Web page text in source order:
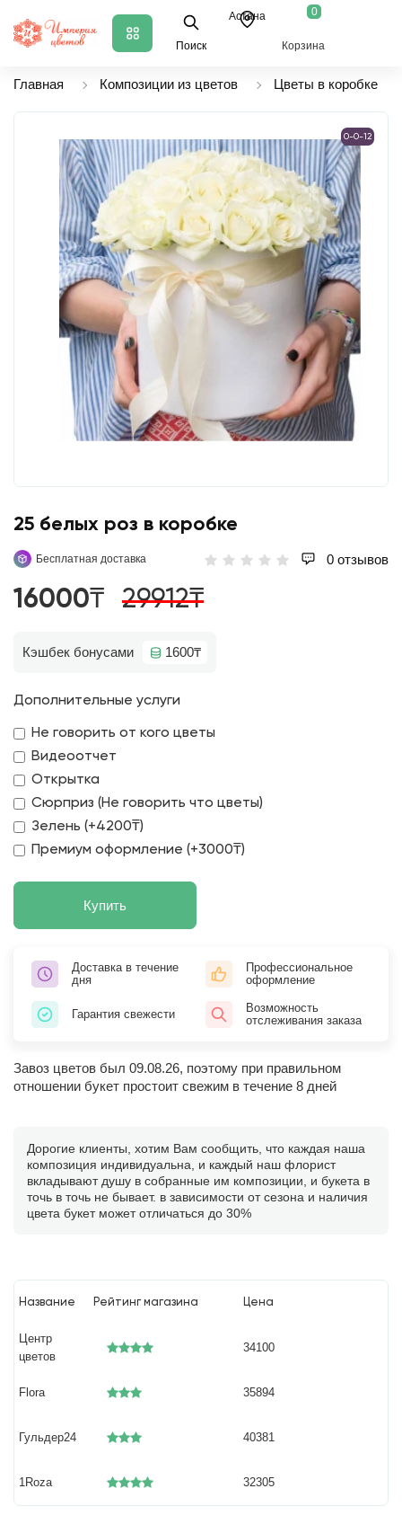
Поиск
Астана 0
Корзина
Главная Композиции из цветов Цветы в коробке
0-0-12
25 белых роз в коробке
Бесплатная доставка 0 отзывов
16000₸ 29912₸
Кэшбек бонусами 1600₸
Дополнительные услуги
Не говорить от кого цветы
Видеоотчет
Открытка
Сюрприз (Не говорить что цветы)
Зелень (+4200₸)
Премиум оформление (+3000₸)
Купить
Доставка в течение
дня
Профессиональное
оформление
Гарантия свежести
Возможность
отслеживания заказа
Завоз цветов был 09.08.26, поэтому при правильном
отношении букет простоит свежим в течение 8 дней
Дорогие клиенты, хотим Вам сообщить, что каждая наша
композиция индивидуальна, и каждый наш флорист
вкладывают душу в собранные им композиции, и букета в
точь в точь не бывает. в зависимости от сезона и наличия
цвета букет может отличаться до 30%
Название Рейтинг магазина Цена
Центр
цветов
34100
Flora 35894
Гульдер24 40381
1Roza 32305